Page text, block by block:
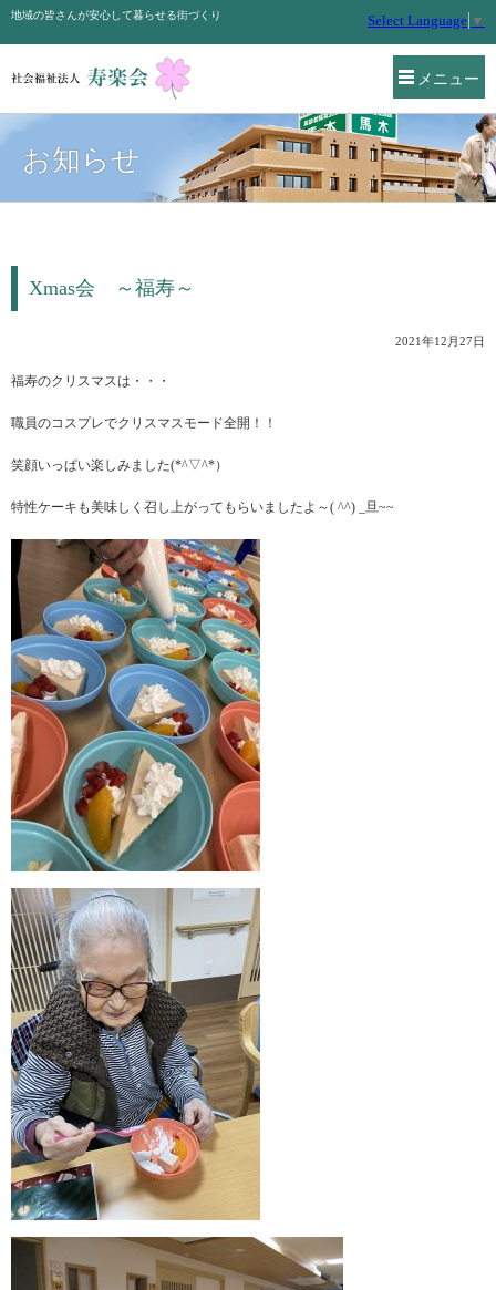
メニュー
地域の皆さんが安心して暮らせる街づくり Select Language ▼
お知らせ
Xmas会 ～福寿～
2021年12月27日
福寿のクリスマスは・・・
職員のコスプレでクリスマスモード全開！！
笑顔いっぱい楽しみました(*^▽^*）
特性ケーキも美味しく召し上がってもらいましたよ～( ^^) _旦~~